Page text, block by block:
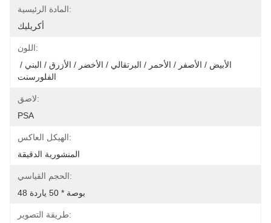
المادة الرئيسية:
أكريليك
اللون:
الفلورسنت
لاصق:
PSA
الهيكل العاكس:
المنشورية الدقيقة
الحجم القياسي:
48 بوصة * 50 ياردة
طريقة التصوير: